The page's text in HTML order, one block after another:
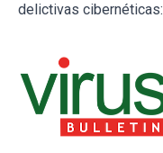
delictivas cibernéticas: